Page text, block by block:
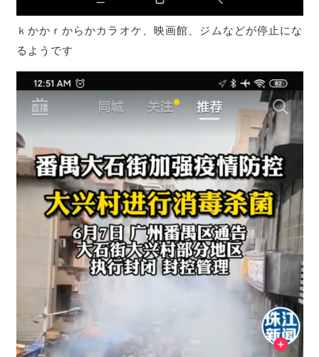
ｋかかｒからかカラオケ、映画館、ジムなどが停止にな
るようです